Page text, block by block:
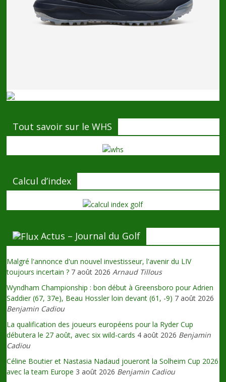
Tout savoir sur le WHS
Calcul d’index
Actus – Journal du Golf
Malgré l'annonce d'un nouvel investisseur, l'avenir du LIV
toujours incertain ? 7 août 2026 Arnaud Tillous
Wyndham Championship : bon début à Greensboro pour Adrien
Saddier (67, 37e), Beau Hossler loin devant (61, -9) 7 août 2026
Benjamin Cadiou
La qualification des joueurs européens pour la Ryder Cup
débutera le 27 août, avec six wild-cards 4 août 2026 Benjamin
Cadiou
Céline Boutier et Nastasia Nadaud joueront la Solheim Cup 2026
avec la team Europe 3 août 2026 Benjamin Cadiou